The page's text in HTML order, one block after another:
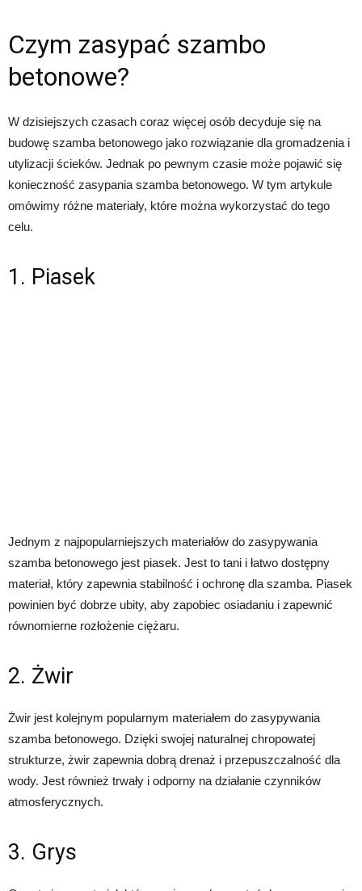
Czym zasypać szambo
betonowe?
W dzisiejszych czasach coraz więcej osób decyduje się na
budowę szamba betonowego jako rozwiązanie dla gromadzenia i
utylizacji ścieków. Jednak po pewnym czasie może pojawić się
konieczność zasypania szamba betonowego. W tym artykule
omówimy różne materiały, które można wykorzystać do tego
celu.
1. Piasek
Jednym z najpopularniejszych materiałów do zasypywania
szamba betonowego jest piasek. Jest to tani i łatwo dostępny
materiał, który zapewnia stabilność i ochronę dla szamba. Piasek
powinien być dobrze ubity, aby zapobiec osiadaniu i zapewnić
równomierne rozłożenie ciężaru.
2. Żwir
Żwir jest kolejnym popularnym materiałem do zasypywania
szamba betonowego. Dzięki swojej naturalnej chropowatej
strukturze, żwir zapewnia dobrą drenaż i przepuszczalność dla
wody. Jest również trwały i odporny na działanie czynników
atmosferycznych.
3. Grys